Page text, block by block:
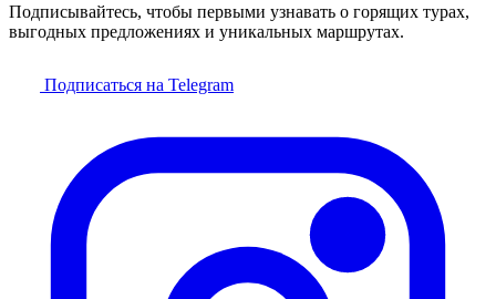
Подписывайтесь, чтобы первыми узнавать о горящих турах,
выгодных предложениях и уникальных маршрутах.
Подписаться на Telegram